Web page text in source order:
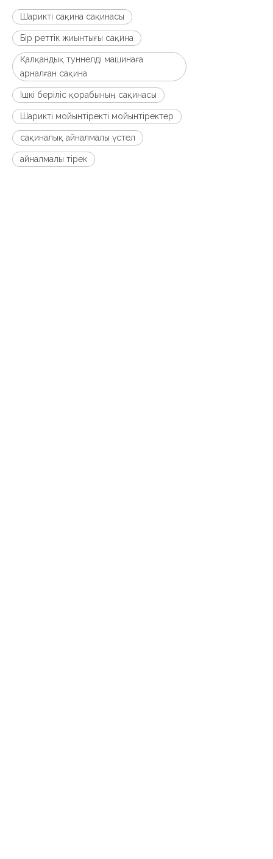
Шарикті сақина сақинасы
Бір реттік жиынтығы сақина
Қалқандық туннелді машинаға
арналған сақина
Ішкі беріліс қорабының сақинасы
Шарикті мойынтіректі мойынтіректер
сақиналық айналмалы үстел
айналмалы тірек